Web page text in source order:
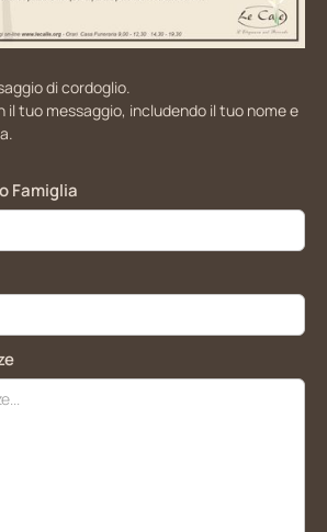
di cordoglio.
il tuo messaggio, includendo il tuo nome e
Famiglia